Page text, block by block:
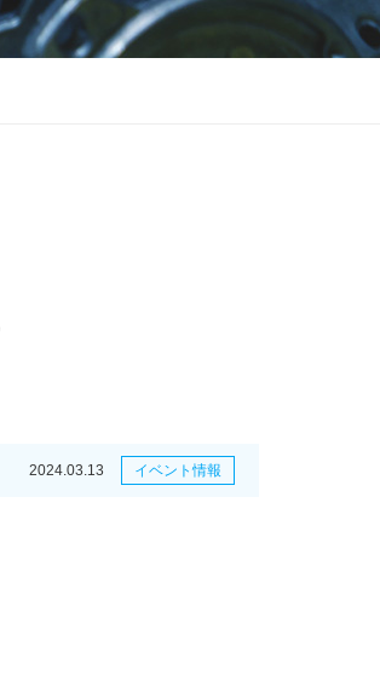
2024.03.13 イベント情報